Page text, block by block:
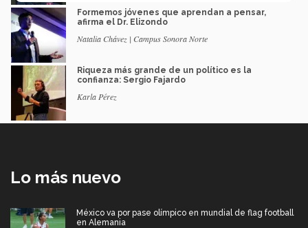
Formemos jóvenes que aprendan a pensar,
afirma el Dr. Elizondo
Natalia Chávez | Campus Sonora Norte
Riqueza más grande de un político es la
confianza: Sergio Fajardo
Karla Pérez
Lo más nuevo
México va por pase olímpico en mundial de flag football
en Alemania